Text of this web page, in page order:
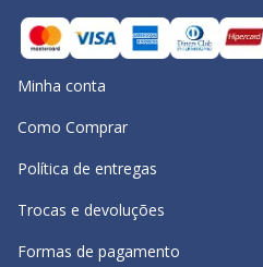
Minha conta
Como Comprar
Política de entregas
Trocas e devoluções
Formas de pagamento